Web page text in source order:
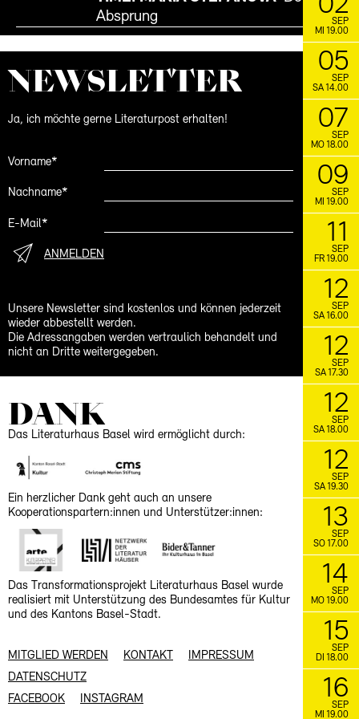
INSTAGRAM
Absprung
NEWS­LETTER
Ja, ich möchte gerne Literaturpost erhalten!
Vorname*
Nachname*
E-Mail*
ANMELDEN
Unsere Newsletter sind kostenlos und können jederzeit
wieder abbestellt werden.
Die Adressangaben werden vertraulich behandelt und
nicht an Dritte weitergegeben.
DANK
Das Literaturhaus Basel wird ermöglicht durch:
Ein herzlicher Dank geht auch an unsere
Kooperationspartern:innen und Unterstützer:innen:
Das Transformationsprojekt Literaturhaus Basel wurde
realisiert mit Unterstützung des Bundesamtes für Kultur
und des Kantons Basel-Stadt.
MITGLIED WERDEN KONTAKT
IMPRESSUM
DATENSCHUTZ
FACEBOOK
INSTAGRAM
SEP
MI 19.00
05
SEP
SA 14.00
07
SEP
MO 18.00
09
SEP
MI 19.00
11
SEP
FR 19.00
12
SEP
SA 16.00
12
SEP
SA 17.30
12
SEP
SA 18.00
12
SEP
SA 19.30
13
SEP
SO 17.00
14
SEP
MO 19.00
15
SEP
DI 18.00
16
SEP
MI 19.00